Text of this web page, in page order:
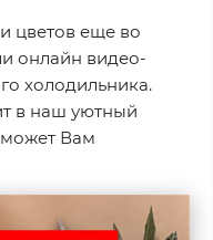
цветов еще во
онлайн видео-
холодильника.
в наш уютный
Вам